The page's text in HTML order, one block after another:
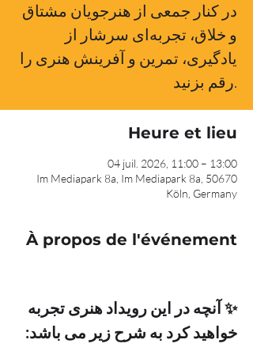
در کنار جمعی از هنرجویان مشتاق
و خلاق، تجربه‌ای سرشار از
یادگیری، تمرین و آفرینش هنری را
رقم بزنید.
Heure et lieu
04 juil. 2026, 11:00 – 13:00
Im Mediapark 8a, Im Mediapark 8a, 50670
Köln, Germany
À propos de l'événement
✨ آنچه در این رویداد هنری تجربه
خواهید کرد به شرح زیر می باشد: